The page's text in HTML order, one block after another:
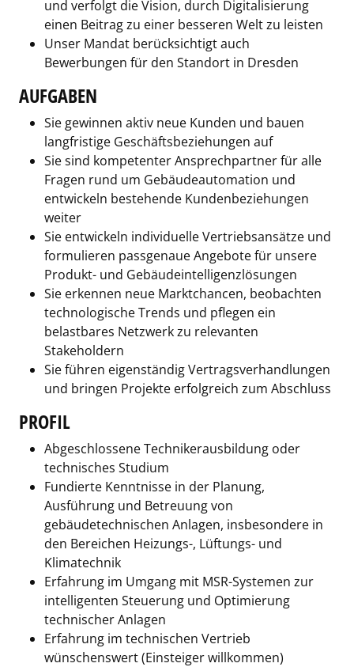
und verfolgt die Vision, durch Digitalisierung
einen Beitrag zu einer besseren Welt zu leisten
Unser Mandat berücksichtigt auch
Bewerbungen für den Standort in Dresden
AUFGABEN
Sie gewinnen aktiv neue Kunden und bauen
langfristige Geschäftsbeziehungen auf
Sie sind kompetenter Ansprechpartner für alle
Fragen rund um Gebäudeautomation und
entwickeln bestehende Kundenbeziehungen
weiter
Sie entwickeln individuelle Vertriebsansätze und
formulieren passgenaue Angebote für unsere
Produkt- und Gebäudeintelligenzlösungen
Sie erkennen neue Marktchancen, beobachten
technologische Trends und pflegen ein
belastbares Netzwerk zu relevanten
Stakeholdern
Sie führen eigenständig Vertragsverhandlungen
und bringen Projekte erfolgreich zum Abschluss
PROFIL
Abgeschlossene Technikerausbildung oder
technisches Studium
Fundierte Kenntnisse in der Planung,
Ausführung und Betreuung von
gebäudetechnischen Anlagen, insbesondere in
den Bereichen Heizungs-, Lüftungs- und
Klimatechnik
Erfahrung im Umgang mit MSR-Systemen zur
intelligenten Steuerung und Optimierung
technischer Anlagen
Erfahrung im technischen Vertrieb
wünschenswert (Einsteiger willkommen)